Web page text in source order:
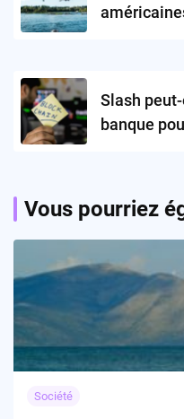
Slash
banque
Vous pourriez
Société